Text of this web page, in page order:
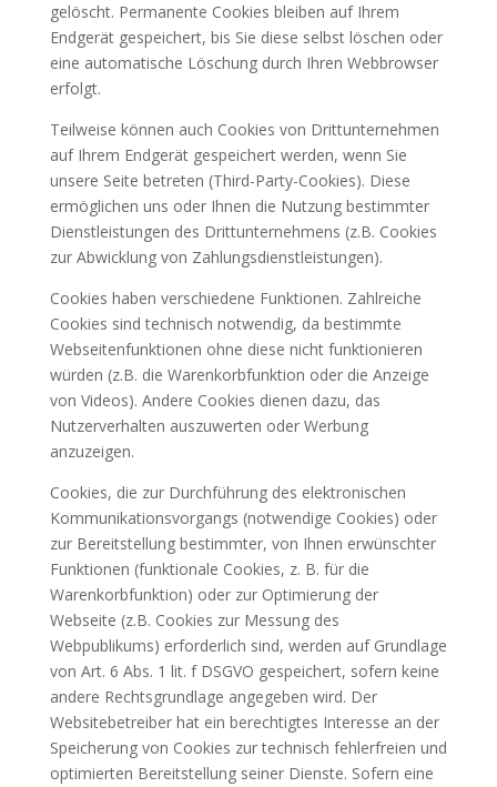
gelöscht. Permanente Cookies bleiben auf Ihrem
Endgerät gespeichert, bis Sie diese selbst löschen oder
eine automatische Löschung durch Ihren Webbrowser
erfolgt.
Teilweise können auch Cookies von Drittunternehmen
auf Ihrem Endgerät gespeichert werden, wenn Sie
unsere Seite betreten (Third-Party-Cookies). Diese
ermöglichen uns oder Ihnen die Nutzung bestimmter
Dienstleistungen des Drittunternehmens (z.B. Cookies
zur Abwicklung von Zahlungsdienstleistungen).
Cookies haben verschiedene Funktionen. Zahlreiche
Cookies sind technisch notwendig, da bestimmte
Webseitenfunktionen ohne diese nicht funktionieren
würden (z.B. die Warenkorbfunktion oder die Anzeige
von Videos). Andere Cookies dienen dazu, das
Nutzerverhalten auszuwerten oder Werbung
anzuzeigen.
Cookies, die zur Durchführung des elektronischen
Kommunikationsvorgangs (notwendige Cookies) oder
zur Bereitstellung bestimmter, von Ihnen erwünschter
Funktionen (funktionale Cookies, z. B. für die
Warenkorbfunktion) oder zur Optimierung der
Webseite (z.B. Cookies zur Messung des
Webpublikums) erforderlich sind, werden auf Grundlage
von Art. 6 Abs. 1 lit. f DSGVO gespeichert, sofern keine
andere Rechtsgrundlage angegeben wird. Der
Websitebetreiber hat ein berechtigtes Interesse an der
Speicherung von Cookies zur technisch fehlerfreien und
optimierten Bereitstellung seiner Dienste. Sofern eine